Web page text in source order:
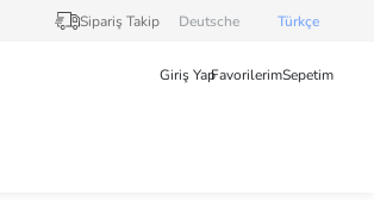
Sipariş Takip Deutsche Türkçe
Giriş YapFavorilerimSepetim